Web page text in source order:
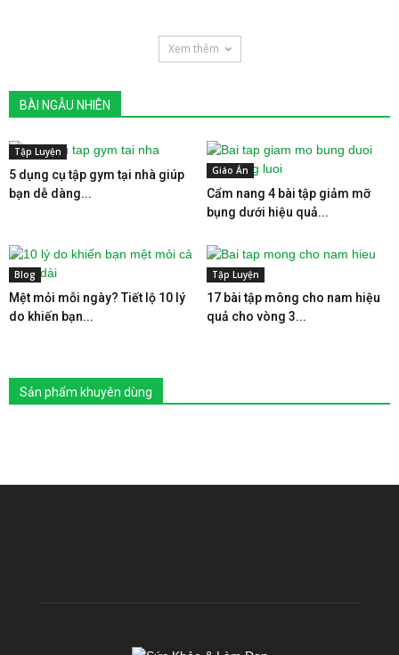
Xem thêm
BÀI NGẪU NHIÊN
Tập Luyện
5 dụng cụ tập gym tại nhà giúp
bạn dễ dàng...
Giáo Án
Cẩm nang 4 bài tập giảm mỡ
bụng dưới hiệu quả...
Blog
Mệt mỏi mỗi ngày? Tiết lộ 10 lý
do khiến bạn...
Tập Luyện
17 bài tập mông cho nam hiệu
quả cho vòng 3...
Sản phẩm khuyên dùng